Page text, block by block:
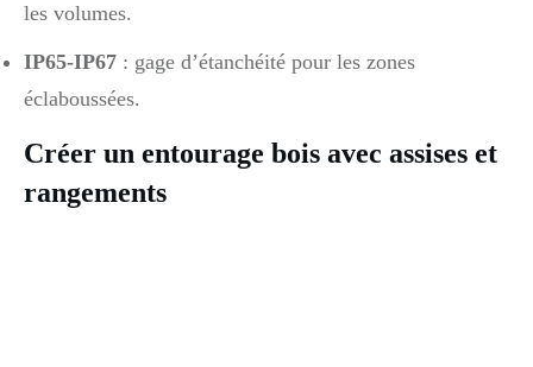
les volumes.
IP65-IP67 : gage d’étanchéité pour les zones
éclaboussées.
Créer un entourage bois avec assises et
rangements